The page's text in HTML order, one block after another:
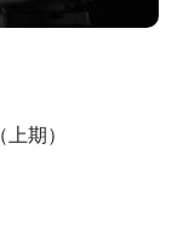
期）